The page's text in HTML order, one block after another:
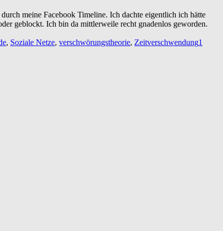
meine Facebook Timeline. Ich dachte eigentlich ich hätte
geblockt. Ich bin da mittlerweile recht gnadenlos geworden.
, Soziale Netze, verschwörungstheorie, Zeitverschwendung1